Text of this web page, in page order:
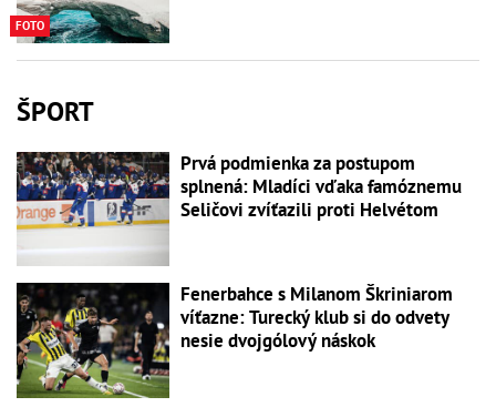
FOTO
ŠPORT
Prvá podmienka za postupom
splnená: Mladíci vďaka famóznemu
Seličovi zvíťazili proti Helvétom
Fenerbahce s Milanom Škriniarom
víťazne: Turecký klub si do odvety
nesie dvojgólový náskok